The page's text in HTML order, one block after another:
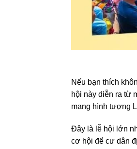
Nếu bạn thích
hội này diễn ra từ
mang hình tượng
Đây là lễ hội lớn
cơ hội để cư dân